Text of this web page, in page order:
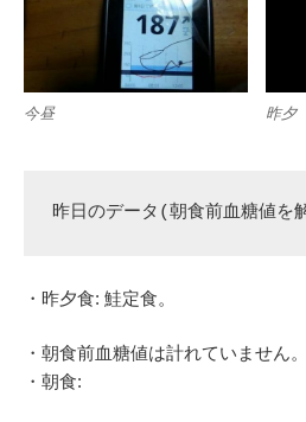
今昼 昨夕
昨日のデータ(朝食前血糖値を
・昨夕食: 鮭定食。
・朝食前血糖値は計れていません
・朝食: